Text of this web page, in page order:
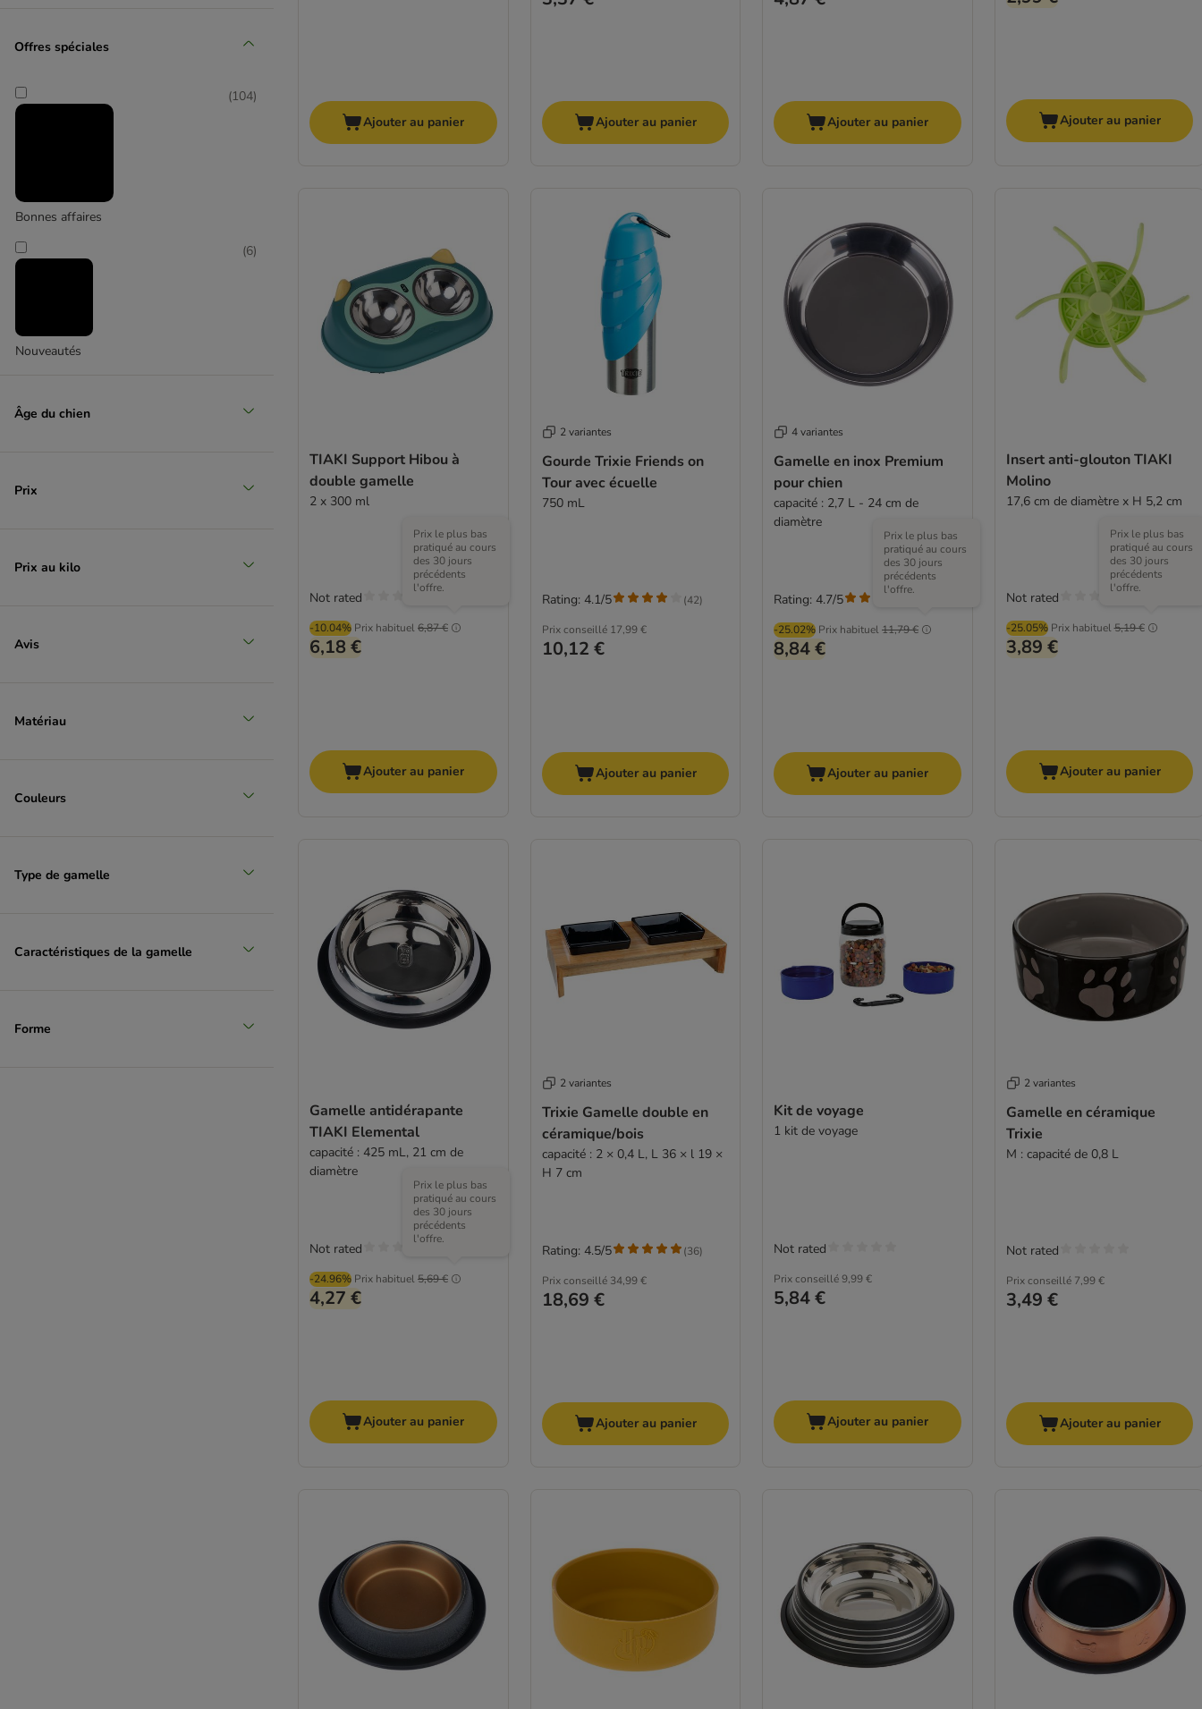
Offres spéciales
Bonnes affaires
(104)
Nouveautés
(6)
Âge du chien
Prix
Prix au kilo
Avis
Matériau
Couleurs
Type de gamelle
Caractéristiques de la gamelle
Forme
Ajouter au panier Ajouter au panier Ajouter au panier Ajouter au panier
TIAKI Support Hibou à
double gamelle
2 x 300 ml
-10.04% Prix habituel6,87 €
Prix le plus bas
pratiqué au cours
des 30 jours
précédents
l'offre.
6,18 €
Not rated
Ajouter au panier
2 variantes
Gourde Trixie Friends on
Tour avec écuelle
750 mL
Prix conseillé 17,99 €
10,12 €
Rating: 4.1/5 (42)
Ajouter au panier
4 variantes
Gamelle en inox Premium
pour chien
capacité : 2,7 L - 24 cm de
diamètre
-25.02% Prix habituel11,79 €
Prix le plus bas
pratiqué au cours
des 30 jours
précédents
l'offre.
8,84 €
Rating: 4.7/5
Ajouter au panier
Insert anti-glouton TIAKI
Molino
17,6 cm de diamètre x H 5,2 cm
-25.05% Prix habituel5,19 €
Prix le plus bas
pratiqué au cours
des 30 jours
précédents
l'offre.
3,89 €
Not rated
Ajouter au panier
Gamelle antidérapante
TIAKI Elemental
capacité : 425 mL, 21 cm de
diamètre
-24.96% Prix habituel5,69 €
Prix le plus bas
pratiqué au cours
des 30 jours
précédents
l'offre.
4,27 €
Not rated
Ajouter au panier
2 variantes
Trixie Gamelle double en
céramique/bois
capacité : 2 × 0,4 L, L 36 × l 19 ×
H 7 cm
Prix conseillé 34,99 €
18,69 €
Rating: 4.5/5 (36)
Ajouter au panier
Kit de voyage
1 kit de voyage
Prix conseillé9,99 €
5,84 €
Not rated
Ajouter au panier
2 variantes
Gamelle en céramique
Trixie
M : capacité de 0,8 L
Prix conseillé 7,99 €
3,49 €
Not rated
Ajouter au panier